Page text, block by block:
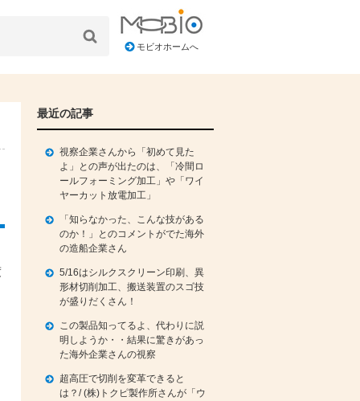
モビオホームへ
最近の記事
視察企業さんから「初めて見た
よ」との声が出たのは、「冷間ロ
ールフォーミング加工」や「ワイ
ヤーカット放電加工」
「知らなかった、こんな技がある
のか！」とのコメントがでた海外
の造船企業さん
5/16はシルクスクリーン印刷、異
形材切削加工、搬送装置のスゴ技
が盛りだくさん！
この製品知ってるよ、代わりに説
明しようか・・結果に驚きがあっ
た海外企業さんの視察
超高圧で切削を変革できると
は？/ (株)トクピ製作所さんが「ウ